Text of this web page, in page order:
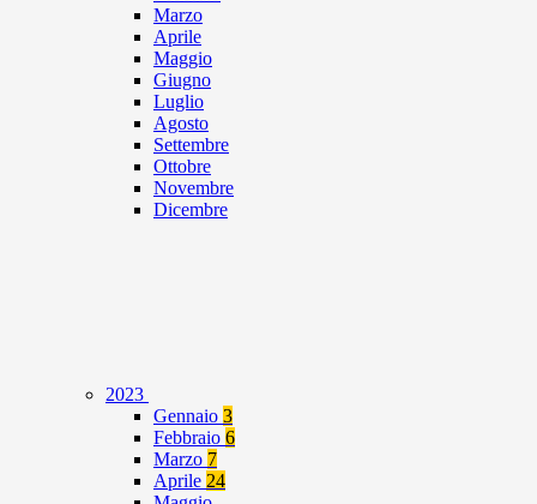
Marzo
Aprile
Maggio
Giugno
Luglio
Agosto
Settembre
Ottobre
Novembre
Dicembre
2023
Gennaio 3
Febbraio 6
Marzo 7
Aprile 24